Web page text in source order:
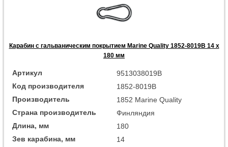
Карабин с гальваническим покрытием Marine Quality 1852-8019B 14 x
180 мм
Артикул
9513038019B
Код производителя
1852-8019B
Производитель
1852 Marine Quality
Страна производитель
Финляндия
Длина, мм
180
Зев карабина, мм
14